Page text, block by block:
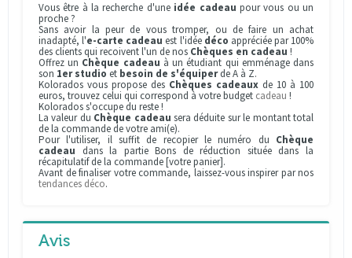
Vous être à la recherche d'une idée cadeau pour vous ou un
proche ?
Sans avoir la peur de vous tromper, ou de faire un achat
inadapté, l'e-carte cadeau est l'idée déco appréciée par 100%
des clients qui recoivent l'un de nos Chèques en cadeau !
Offrez un Chèque cadeau à un étudiant qui emménage dans
son 1er studio et besoin de s'équiperde A à Z.
Kolorados vous propose des Chèques cadeaux de 10 à 100
euros, trouvez celui qui correspond à votre budget cadeau !
Kolorados s'occupe du reste !
La valeur du Chèque cadeau sera déduite sur le montant total
de la commande de votre ami(e).
Pour l'utiliser, il suffit de recopier le numéro du Chèque
cadeau dans la partie Bons de réduction située dans la
récapitulatif de la commande [votre panier].
Avant de finaliser votre commande, laissez-vous inspirer par nos
tendances déco.
Avis